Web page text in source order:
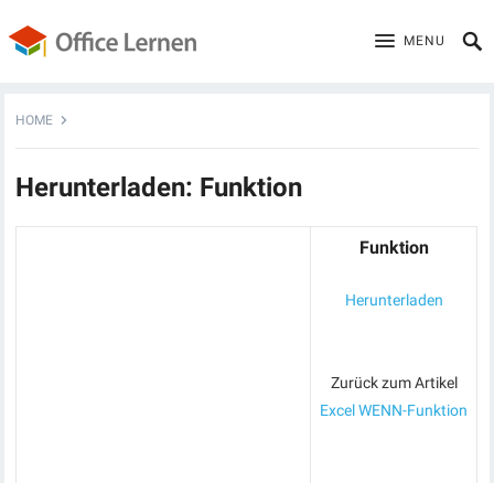
MENU
HOME
Herunterladen: Funktion
Funktion
Herunterladen
Zurück zum Artikel
Excel WENN-Funktion